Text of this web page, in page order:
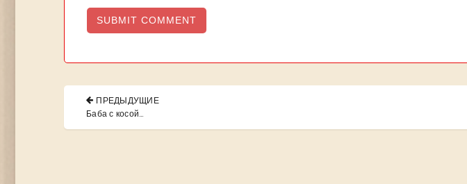
Навигация
записям
ПРЕДЫДУЩИЕ
PREVIOUS
Баба с косой…